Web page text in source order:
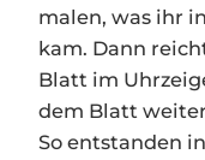
malen, was ihr
kam. Dann
Blatt im
dem Blatt
So entstanden